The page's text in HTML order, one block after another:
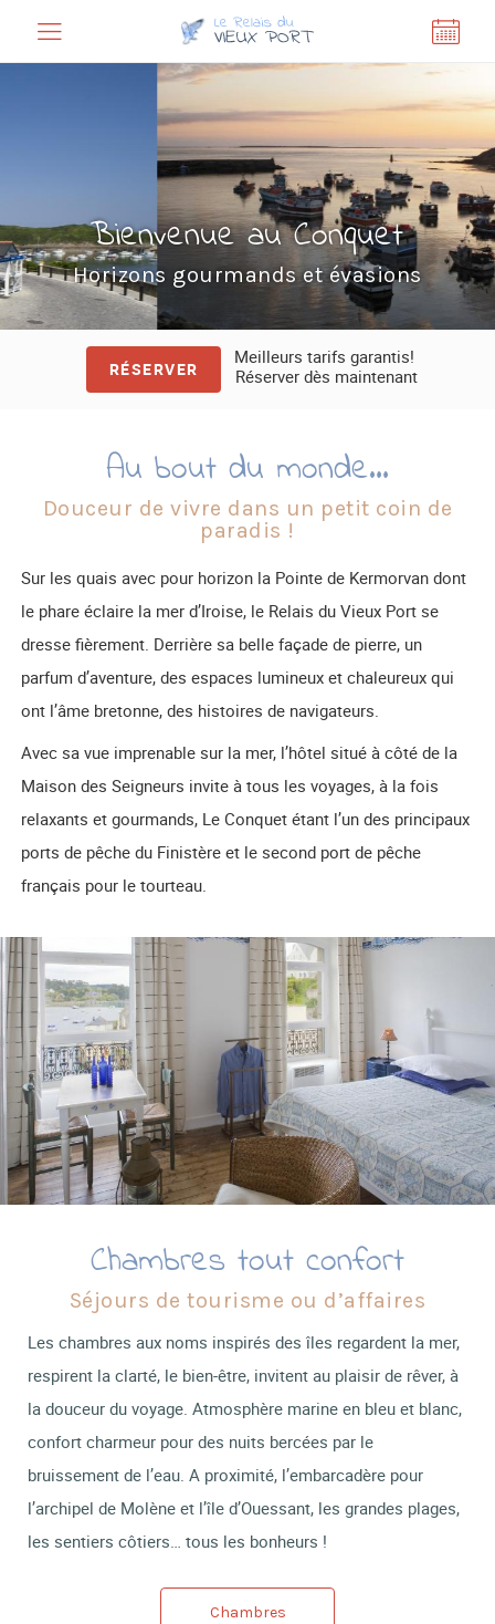
Bienvenue au Conquet
Horizons gourmands et évasions
Meilleurs tarifs garantis!
Réserver dès maintenant
RÉSERVER
Au bout du monde…
Douceur de vivre dans un petit coin de
paradis !
Sur les quais avec pour horizon la Pointe de Kermorvan dont
le phare éclaire la mer d’Iroise, le Relais du Vieux Port se
dresse fièrement. Derrière sa belle façade de pierre, un
parfum d’aventure, des espaces lumineux et chaleureux qui
ont l’âme bretonne, des histoires de navigateurs.
Avec sa vue imprenable sur la mer, l’hôtel situé à côté de la
Maison des Seigneurs invite à tous les voyages, à la fois
relaxants et gourmands, Le Conquet étant l’un des principaux
ports de pêche du Finistère et le second port de pêche
français pour le tourteau.
Chambres tout confort
Séjours de tourisme ou d’affaires
Les chambres aux noms inspirés des îles regardent la mer,
respirent la clarté, le bien-être, invitent au plaisir de rêver, à
la douceur du voyage. Atmosphère marine en bleu et blanc,
confort charmeur pour des nuits bercées par le
bruissement de l’eau. A proximité, l’embarcadère pour
l’archipel de Molène et l’île d’Ouessant, les grandes plages,
les sentiers côtiers… tous les bonheurs !
Chambres
Panneau de gestion des cookies